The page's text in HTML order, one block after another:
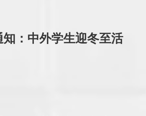
知：中外学生迎冬至活